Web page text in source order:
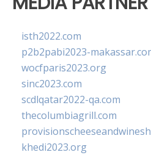
isth2022.com
p2b2pabi2023-
wocfparis2023.org
sinc2023.com
scdlqatar2022-qa.com
thecolumbiagrill.com
khedi2023.org